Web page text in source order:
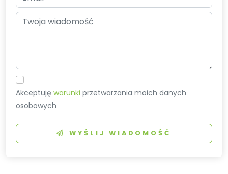
Akceptujęwarunki przetwarzania moich danych
osobowych
WYŚLIJ WIADOMOŚĆ